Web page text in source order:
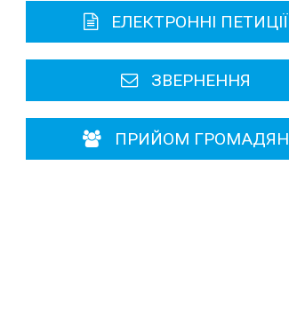
Карта області
Районні, міські ради
ЕЛЕКТРОННІ ПЕТИЦІЇ
ЗВЕРНЕННЯ
ПРИЙОМ ГРОМАДЯН